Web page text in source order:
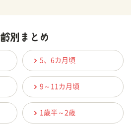
5、6カ月頃
9～11カ月頃
1歳半～2歳